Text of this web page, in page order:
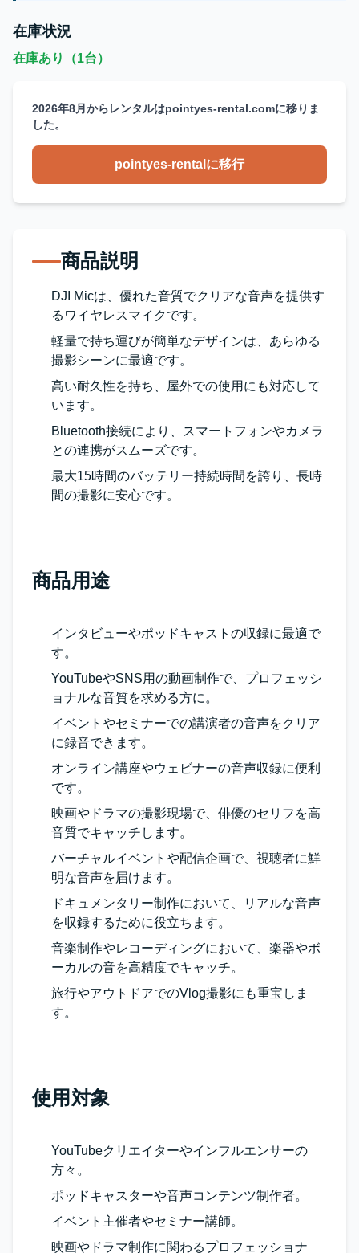
在庫状況
在庫あり（1台）
2026年8月からレンタルはpointyes-rental.comに移りま
した。
pointyes-rentalに移行
商品説明
DJI Micは、優れた音質でクリアな音声を提供す
るワイヤレスマイクです。
軽量で持ち運びが簡単なデザインは、あらゆる
撮影シーンに最適です。
高い耐久性を持ち、屋外での使用にも対応して
います。
Bluetooth接続により、スマートフォンやカメラ
との連携がスムーズです。
最大15時間のバッテリー持続時間を誇り、長時
間の撮影に安心です。
商品用途
インタビューやポッドキャストの収録に最適で
す。
YouTubeやSNS用の動画制作で、プロフェッシ
ョナルな音質を求める方に。
イベントやセミナーでの講演者の音声をクリア
に録音できます。
オンライン講座やウェビナーの音声収録に便利
です。
映画やドラマの撮影現場で、俳優のセリフを高
音質でキャッチします。
バーチャルイベントや配信企画で、視聴者に鮮
明な音声を届けます。
ドキュメンタリー制作において、リアルな音声
を収録するために役立ちます。
音楽制作やレコーディングにおいて、楽器やボ
ーカルの音を高精度でキャッチ。
旅行やアウトドアでのVlog撮影にも重宝しま
す。
使用対象
YouTubeクリエイターやインフルエンサーの
方々。
ポッドキャスターや音声コンテンツ制作者。
イベント主催者やセミナー講師。
映画やドラマ制作に関わるプロフェッショナ